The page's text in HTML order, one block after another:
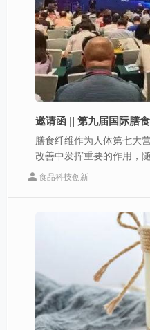
邀请函 || 第九届国际膳
膳食纤维作为人体第七大
改善中发挥重要的作用，
长，已经从保健食品领域
饮料、焙烤、肉制品、婴
食品本身的口感，提升产
主导的功能性食品时代正
维大会将邀请医学机构、
健食品、特医食品、传统
表参会，共同探讨前沿技
普宣传、加工应用、合作
业快速发展。在此，我们
共聚人脉、共享资源、共谋
食品科技创新